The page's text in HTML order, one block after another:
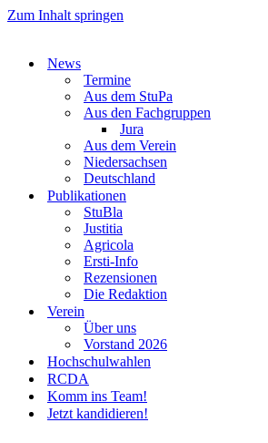
Zum Inhalt springen
News
Termine
Aus dem StuPa
Aus den Fachgruppen
Jura
Aus dem Verein
Niedersachsen
Deutschland
Publikationen
StuBla
Justitia
Agricola
Ersti-Info
Rezensionen
Die Redaktion
Verein
Über uns
Vorstand 2026
Hochschulwahlen
RCDA
Komm ins Team!
Jetzt kandidieren!